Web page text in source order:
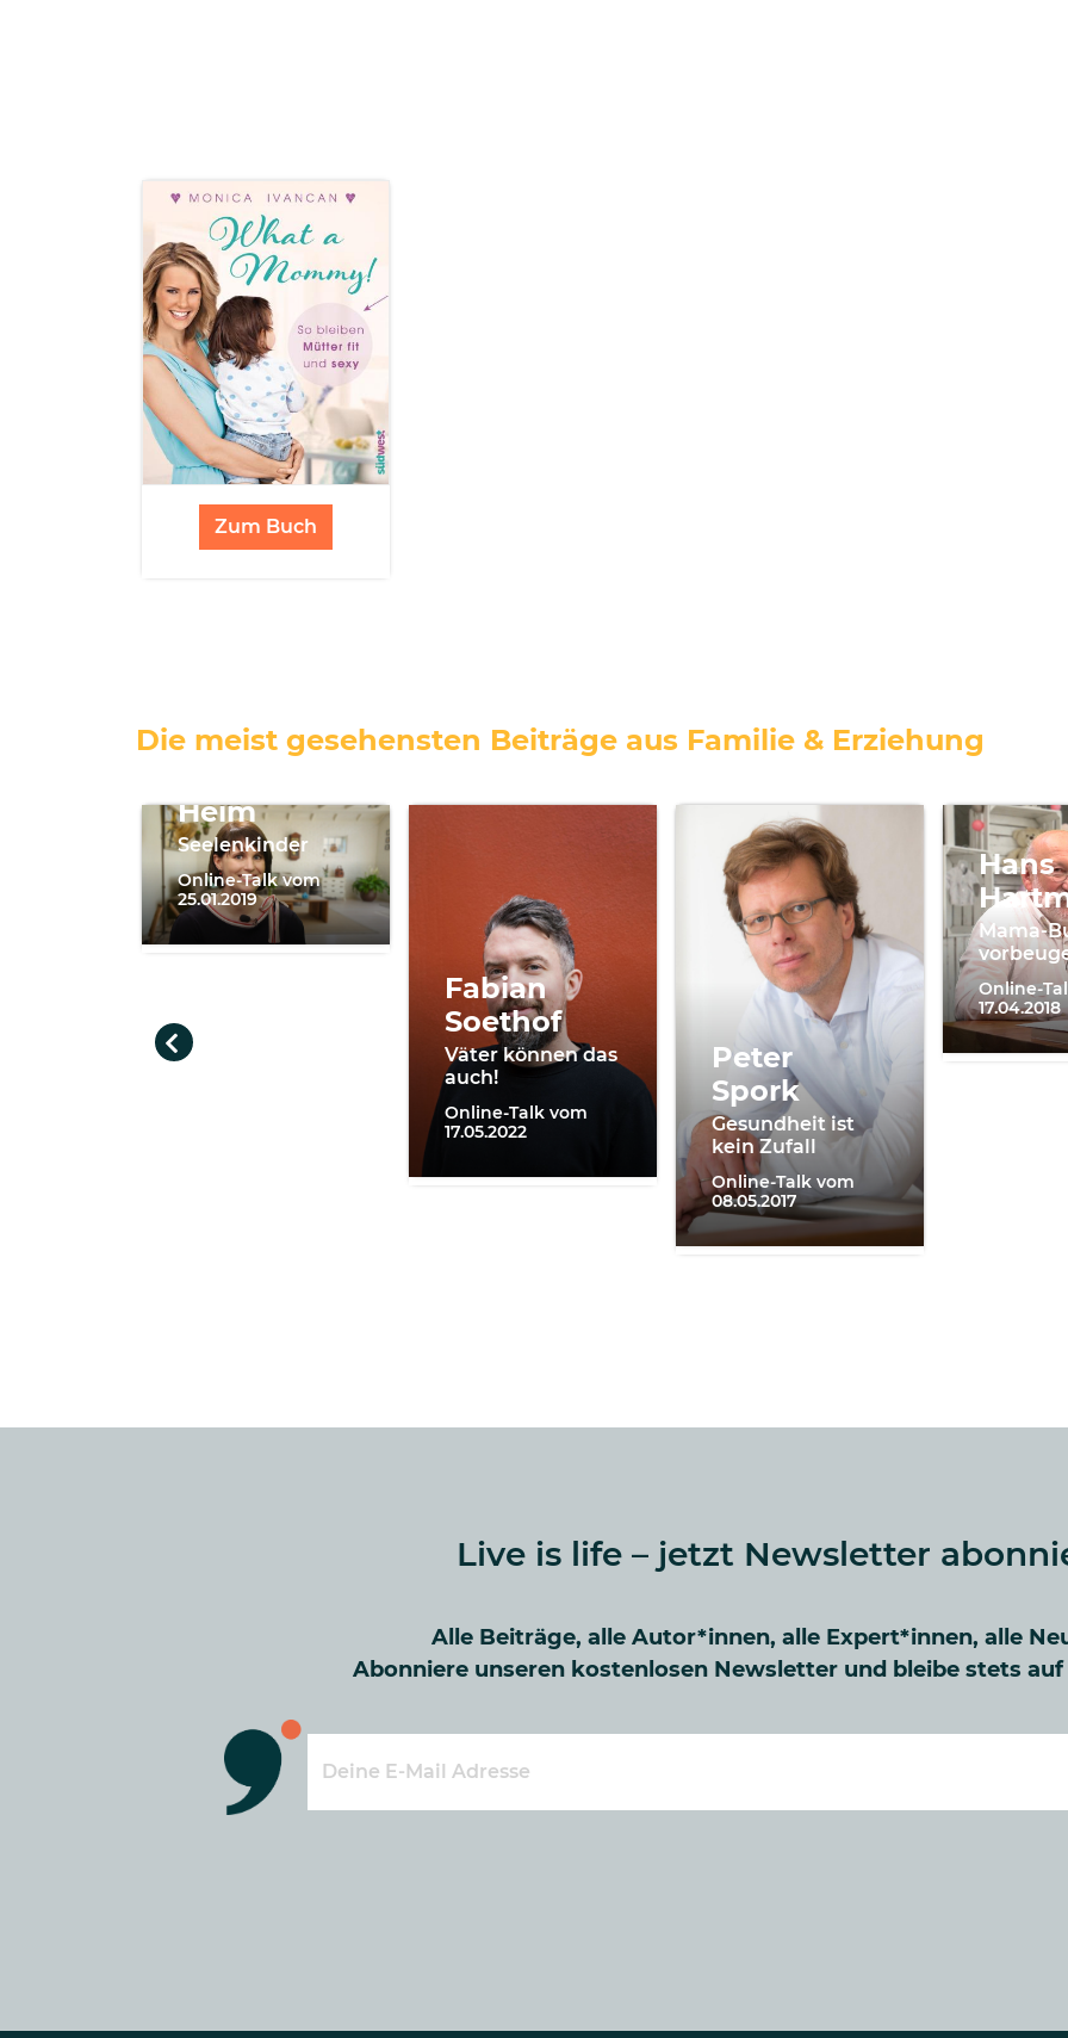
Zum Buch
Die meist gesehensten Beiträge aus Familie & Erziehung
Heim
Seelenkinder
Online-Talk vom
25.01.2019
Fabian
Soethof
Väter können das
auch!
Online-Talk vom
17.05.2022
Peter
Spork
Gesundheit ist
kein Zufall
Online-Talk vom
08.05.2017
Hans
Mama-
Online-
17.04.2018
Live is life – jetzt Newsletter
Alle Beiträge, alle Autor*innen, alle Expert*innen, alle
Abonniere unseren kostenlosen Newsletter und bleibe stets